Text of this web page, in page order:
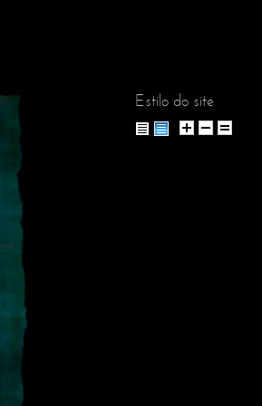
Estilo do site